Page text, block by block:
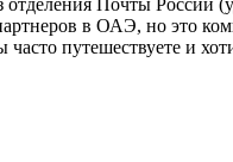
в ОАЭ, но это
путешествуете и